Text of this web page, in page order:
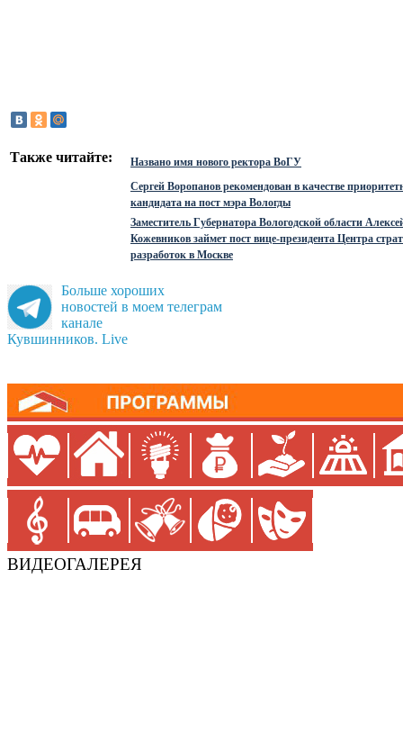
Также читайте:
Названо имя нового ректора ВоГУ
Сергей Воропанов рекомендован в качестве
кандидата на пост мэра Вологды
Заместитель Губернатора Вологодской области
Кожевников займет пост вице-президента Центра
разработок в Москве
Больше хороших
новостей в моем телеграм
канале
Кувшинников. Live
ВИДЕОГАЛЕРЕЯ